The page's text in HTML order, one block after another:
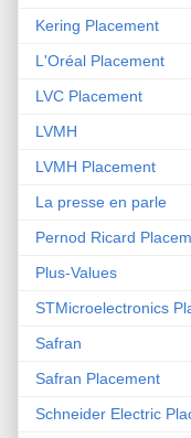
Kering Placement
L'Oréal Placement
LVC Placement
LVMH
LVMH Placement
La presse en parle
Pernod Ricard
Plus-Values
STMicroelectronics
Safran
Safran Placement
Schneider Electric